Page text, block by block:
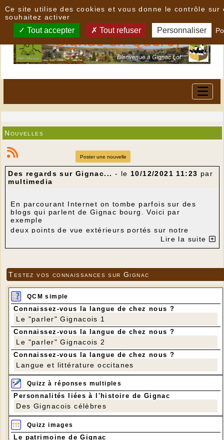
Nouvelles
Poster une nouvelle
Des regards sur Gignac... - le 10/12/2021 11:23 par
multimedia
En parcourant Internet on tombe parfois sur des
blogs qui parlent de Gignac bourg. Voici par
exemple
deux points de vue extérieurs portés sur notre
-Une touriste sensible à notre patrimoine :
-Un village mort...
-Je trouve que les autochtones sont de plus en
plus autophiles...
-Un touriste de passage à Gignac (cliquer sur ce
lien) et sur celui-ci
-et la Pierre des Trois Evêques ?
Lire la suite
Testez vos connaissances sur Gignac
QCM simple
Connaissez-vous la langue de chez nous ?
Le "parler" Gignacois 1
Connaissez-vous la langue de chez nous ?
Le "parler" Gignacois 2
Connaissez-vous la langue de chez nous ?
Langue et littérature occitanes
Quizz à réponses multiples
Personnalités liées à l'histoire de Gignac
Des Gignacois célèbres
Quizz images
Le patrimoine de Gignac
Ce site utilise des cookies et vous donne le contrôle sur
souhaitez activer
Tout accepter Tout refuser Personnaliser